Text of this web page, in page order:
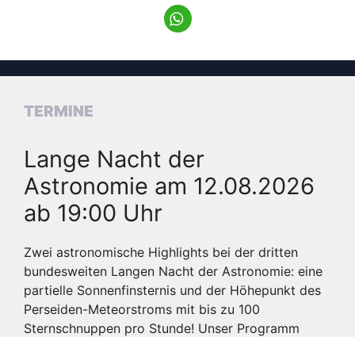
TERMINE
Lange Nacht der
Astronomie am 12.08.2026
ab 19:00 Uhr
Zwei astronomische Highlights bei der dritten
bundesweiten Langen Nacht der Astronomie: eine
partielle Sonnenfinsternis und der Höhepunkt des
Perseiden-Meteorstroms mit bis zu 100
Sternschnuppen pro Stunde! Unser Programm